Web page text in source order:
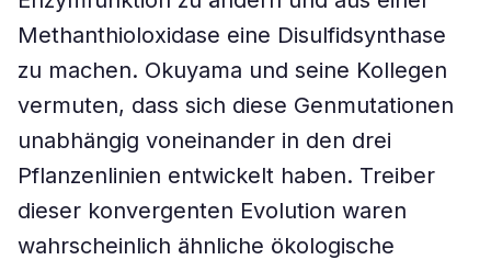
Methanthioloxidase eine Disulfidsynthase
zu machen. Okuyama und seine Kollegen
vermuten, dass sich diese Genmutationen
unabhängig voneinander in den drei
Pflanzenlinien entwickelt haben. Treiber
dieser konvergenten Evolution waren
wahrscheinlich ähnliche ökologische